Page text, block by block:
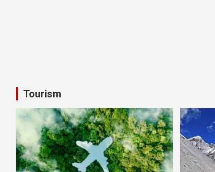
Tourism